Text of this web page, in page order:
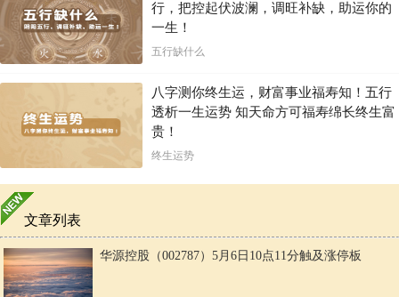
行，把控起伏波澜，调旺补缺，助运你的
一生！
五行缺什么
八字测你终生运，财富事业福寿知！五行
透析一生运势 知天命方可福寿绵长终生富
贵！
终生运势
文章列表
华源控股（002787）5月6日10点11分触及涨停板